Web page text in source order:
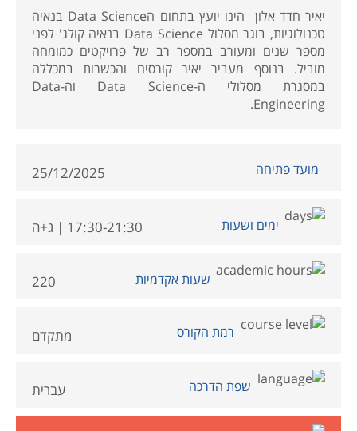
יאיר חדד אלון הינו יועץ בתחום הData Science בנאיה
טכנולוגיות, בוגר מסלול Data Science בנאיה קולג' לפני
מספר שנים ומעורב במספר רב של פרויקטים כמומחה
מוביל. בנוסף מעביר יאיר קורסים והכשרות במכללה
במסגרת מסלולי ה-Data Science וה-Data
Engineering.
25/12/2025 מועד פתיחה
17:30-21:30 | ג+ה ימים ושעות
220 שעות אקדמיות
מתקדם רמת הקורס
עברית שפת הדרכה